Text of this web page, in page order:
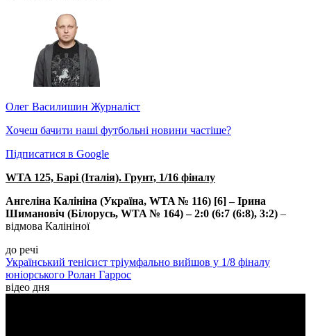
Олег Василишин Журналіст
Хочеш бачити наші футбольні новини частіше?
Підписатися в Google
WTA 125, Барі (Італія). Грунт, 1/16 фіналу
Ангеліна Калініна (Україна, WTA № 116) [6] – Ірина
Шимановіч (Білорусь, WTA № 164) – 2:0 (6:7 (6:8), 3:2) –
відмова Калініної
до речі
Український тенісист тріумфально вийшов у 1/8 фіналу
юніорського Ролан Гаррос
відео дня